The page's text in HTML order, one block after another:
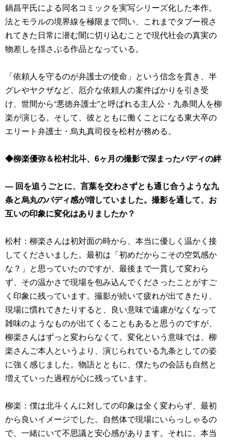
鍋昌平氏による同名コミックを実写シリーズ化した本作。
法とモラルの境界線を極限まで問い、これまでタブー視さ
れてきた日常に潜む闇に切り込むことで現代社会の真実の
物差しを揺さぶる作品となっている。
「依頼人を守るのが弁護士の使命」という信念を貫き、半
グレやヤクザなど、厄介な依頼人の案件ばかりを引き受
け、世間から“悪徳弁護士”と呼ばれる主人公・九条間人を柳
楽が演じる。そして、彼とともに働くことになる東大卒の
エリート弁護士・烏丸真司役を松村が務める。
◆柳楽優弥＆松村北斗、6ヶ月の撮影で深まったバディの絆
― 回を追うごとに、言葉を交わさずとも通じ合うような九
条と烏丸のバディ感が増していました。撮影を通して、お
互いの印象に変化はありましたか？
松村：柳楽さんは初対面の時から、本当に優しく温かく接
してくださいました。最初は「初めだからこその空気感か
な？」と思っていたのですが、最後まで一貫して変わら
ず、その温かさで現場を包み込んでくださったことがすご
く印象に残っています。撮影が続いて疲れが出てきたり、
現場に慣れてきたりすると、良い意味で遠慮がなくなって
雑味のようなものが出てくることもあると思うのですが、
柳楽さんはずっと変わらなくて。変化という意味では、柳
楽さんご本人というより、演じられている九条としての姿
に強く感じました。物語とともに、僕たちの会話も自然と
増えていった過程が心に残っています。
柳楽：僕は北斗くんに対しての印象は全く変わらず、最初
から良いイメージでした。自然体で現場にいらっしゃるの
で、一緒にいて不思議と安心感があります。それに、本当